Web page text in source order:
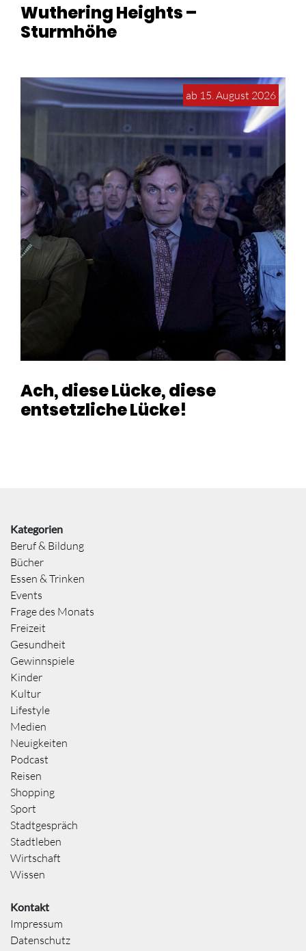
Wuthering Heights –
Sturmhöhe
ab 15. August 2026
Ach, diese Lücke, diese
entsetzliche Lücke!
Kategorien
Beruf & Bildung
Bücher
Essen & Trinken
Events
Frage des Monats
Freizeit
Gesundheit
Gewinnspiele
Kinder
Kultur
Lifestyle
Medien
Neuigkeiten
Podcast
Reisen
Shopping
Sport
Stadtgespräch
Stadtleben
Wirtschaft
Wissen
Kontakt
Impressum
Datenschutz